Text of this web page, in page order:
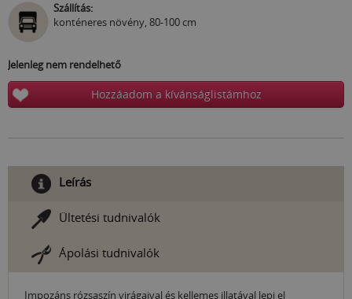
Szállítás:
konténeres növény, 80-100 cm
Jelenleg nem rendelhető
Hozzáadom a kívánságlistámhoz
Leírás
Ültetési tudnivalók
Ápolási tudnivalók
Impozáns rózsaszín virágaival és kellemes illatával lepi el